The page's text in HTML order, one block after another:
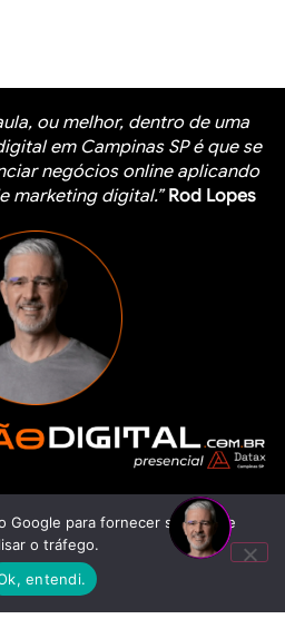
ou melhor, dentro de uma
em Campinas SP é que se
negócios online aplicando
marketing digital.” Rod Lopes
a Imersão Digital
Google para fornecer serviços e
o tráfego.
entendi.